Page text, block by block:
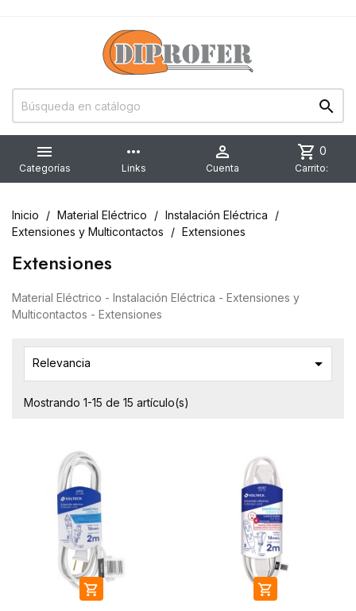


Categorías
more_horiz
Links

Cuenta
shopping_cart 0
Carrito:
Inicio Material Eléctrico
Instalación Eléctrica
Extensiones y Multicontactos
Extensiones
Extensiones
Material Eléctrico - Instalación Eléctrica - Extensiones y
Multicontactos - Extensiones
Relevancia 
Mostrando 1-15 de 15 artículo(s)
 